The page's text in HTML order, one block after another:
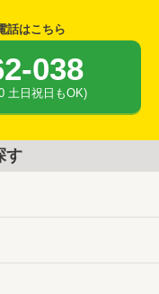
話はこちら
038
土日祝日もOK)
す